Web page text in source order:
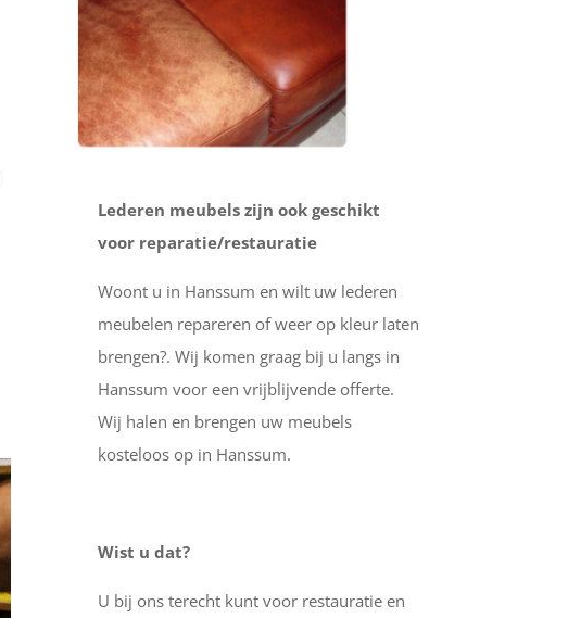
Lederen meubels zijn ook geschikt
voor reparatie/restauratie
Woont u in Hanssum en wilt uw lederen
meubelen repareren of weer op kleur laten
brengen?. Wij komen graag bij u langs in
Hanssum voor een vrijblijvende offerte.
Wij halen en brengen uw meubels
kosteloos op in Hanssum.
Wist u dat?
U bij ons terecht kunt voor restauratie en